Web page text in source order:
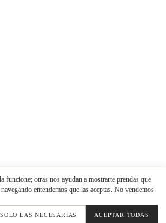
funcione; otras nos ayudan a mostrarte prendas que
entendemos que las aceptas. No vendemos
SOLO LAS NECESARIAS ACEPTAR TODAS